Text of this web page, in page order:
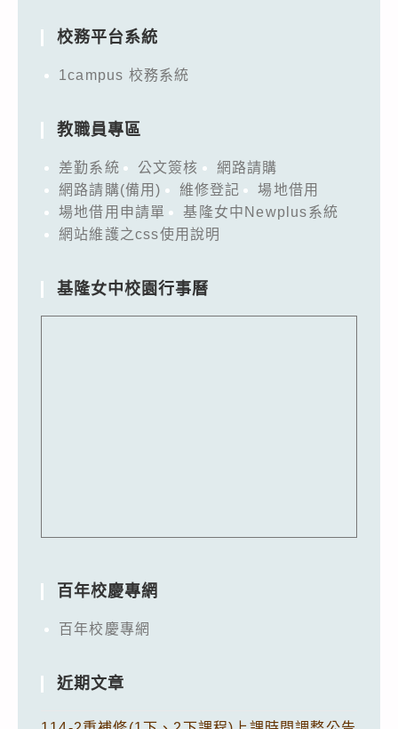
校務平台系統
1campus 校務系統
教職員專區
差勤系統 公文簽核
網路請購
網路請購(備用)
維修登記
場地借用
場地借用申請單
基隆女中Newplus系統
網站維護之css使用說明
基隆女中校園行事曆
百年校慶專網
百年校慶專網
近期文章